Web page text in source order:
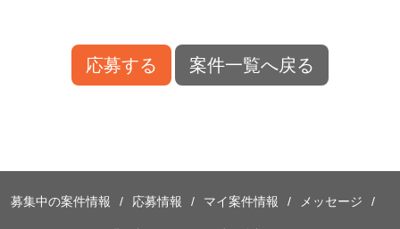
応募する 案件一覧へ戻る
募集中の案件情報 応募情報 マイ案件情報 メッセージ